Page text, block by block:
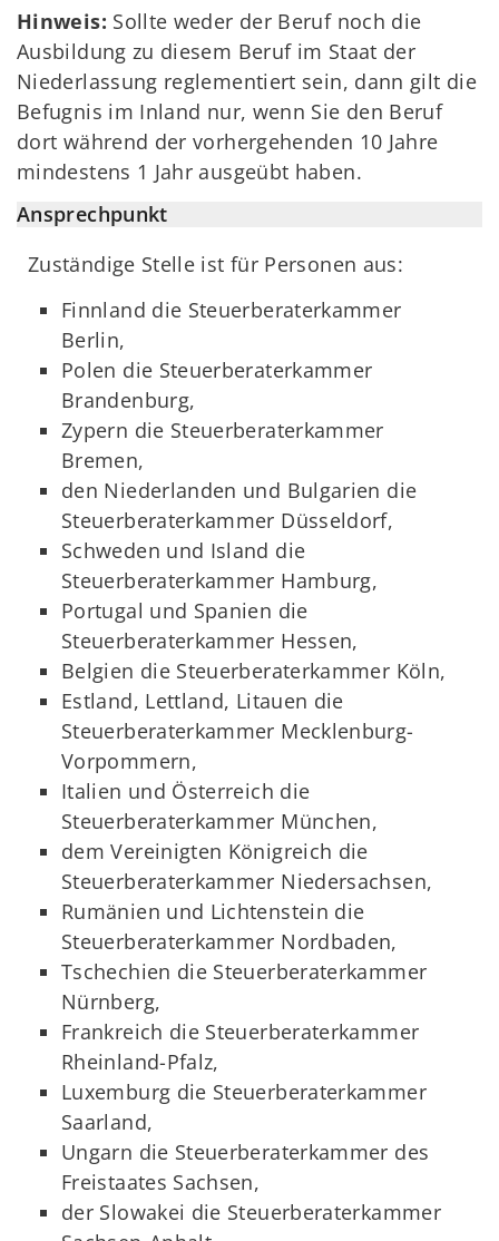
Hinweis: Sollte weder der Beruf noch die
Ausbildung zu diesem Beruf im Staat der
Niederlassung reglementiert sein, dann gilt die
Befugnis im Inland nur, wenn Sie den Beruf
dort während der vorhergehenden 10 Jahre
mindestens 1 Jahr ausgeübt haben.
Ansprechpunkt
Zuständige Stelle ist für Personen aus:
Finnland die Steuerberaterkammer
Berlin,
Polen die Steuerberaterkammer
Brandenburg,
Zypern die Steuerberaterkammer
Bremen,
den Niederlanden und Bulgarien die
Steuerberaterkammer Düsseldorf,
Schweden und Island die
Steuerberaterkammer Hamburg,
Portugal und Spanien die
Steuerberaterkammer Hessen,
Belgien die Steuerberaterkammer Köln,
Estland, Lettland, Litauen die
Steuerberaterkammer Mecklenburg-
Vorpommern,
Italien und Österreich die
Steuerberaterkammer München,
dem Vereinigten Königreich die
Steuerberaterkammer Niedersachsen,
Rumänien und Lichtenstein die
Steuerberaterkammer Nordbaden,
Tschechien die Steuerberaterkammer
Nürnberg,
Frankreich die Steuerberaterkammer
Rheinland-Pfalz,
Luxemburg die Steuerberaterkammer
Saarland,
Ungarn die Steuerberaterkammer des
Freistaates Sachsen,
der Slowakei die Steuerberaterkammer